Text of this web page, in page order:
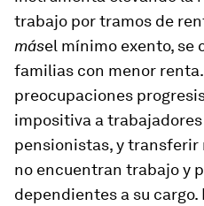
trabajo por tramos de
másel mínimo exento, se
familias con menor
preocupaciones
impositiva a trabajadores
pensionistas, y transferir
no encuentran trabajo y
dependientes a su